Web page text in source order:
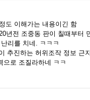
도 이해가는 내용이긴 함
년전 조중동 판이 칠때부터
리를 치네. ㅋㅋㅋ
추진하는 허위조작 정보 근
으로 조질라하네 ㅋㅋ